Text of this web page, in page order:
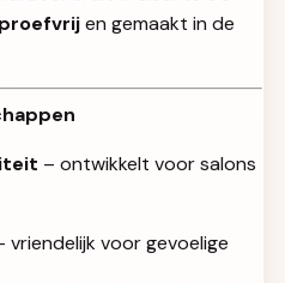
en gemaakt in de
– ontwikkelt voor salons
vriendelijk voor gevoelige